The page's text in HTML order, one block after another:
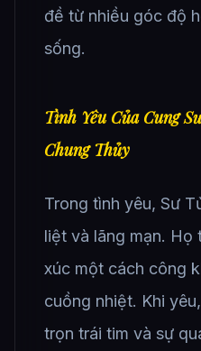
đề từ nhiều góc độ
sống.
Tình Yêu Của Cung
Chung Thủy
Trong tình yêu, Sư
liệt và lãng mạn. Họ
xúc một cách công
cuồng nhiệt. Khi
trọn trái tim và sự